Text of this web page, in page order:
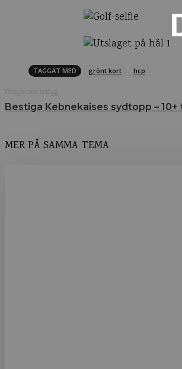
TAGGAT MED grönt kort hcp
Bestiga Kebnekaises sydtopp –
MER PÅ SAMMA TEMA